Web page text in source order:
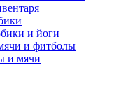
и йоги
и фитболы
и мячи